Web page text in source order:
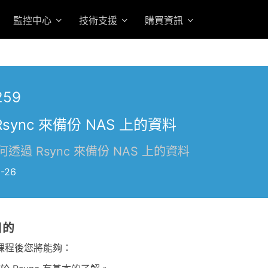
監控中心 技術支援 購買資訊
來備份 NAS 上的資料
透過 Rsync 來備份 NAS 上的資料
26
程後您將能夠：